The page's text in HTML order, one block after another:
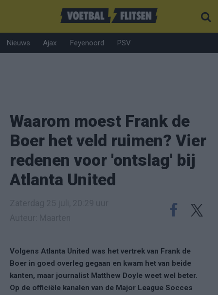
Nieuws Ajax Feyenoord PSV
Waarom moest Frank de
Boer het veld ruimen? Vier
redenen voor 'ontslag' bij
Atlanta United
Volgens Atlanta United was het vertrek van Frank de
Boer in goed overleg gegaan en kwam het van beide
kanten, maar journalist Matthew Doyle weet wel beter.
Op de officiële kanalen van de Major League Socces